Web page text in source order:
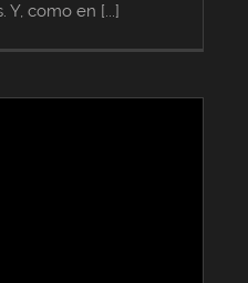
Y, como en [...]